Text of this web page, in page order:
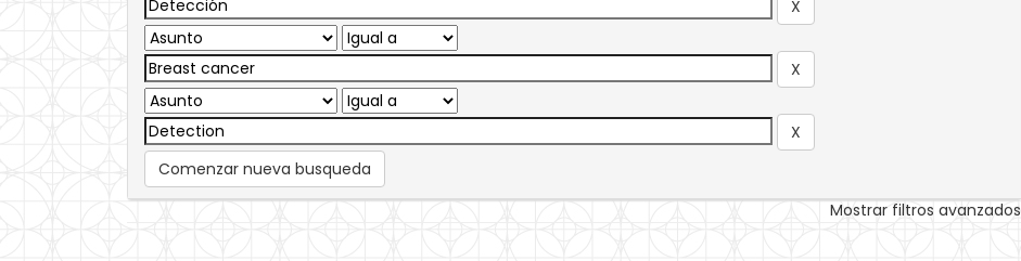
Comenzar nueva busqueda
Mostrar filtros avanzados